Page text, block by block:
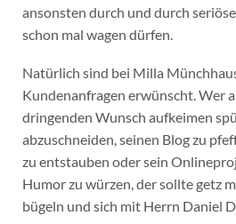
ansonsten durch und durch
schon mal wagen dürfen.
Natürlich sind bei Milla
Kundenanfragen erwünscht. Wer
dringenden Wunsch aufkeimen
abzuschneiden, seinen Blog zu
zu entstauben oder sein
Humor zu würzen, der sollte getz
bügeln und sich mit Herrn Daniel